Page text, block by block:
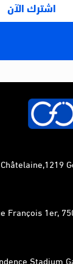
Stadium